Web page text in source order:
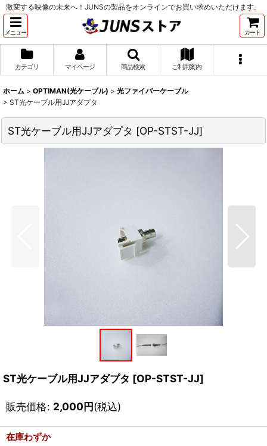
激変する映像の未来へ！JUNSの製品をオンラインでお買い求めいただけます。
メニュー カート
カテゴリ マイページ 商品検索 ご利用案内
ホーム > OPTIMAN(光ケーブル) > 光ファイバーケーブル
> ST光ケーブル用JJアダプタ
ST光ケーブル用JJアダプタ [OP-STST-JJ]
ST光ケーブル用JJアダプタ [OP-STST-JJ]
販売価格: 2,000円(税込)
在庫わずか